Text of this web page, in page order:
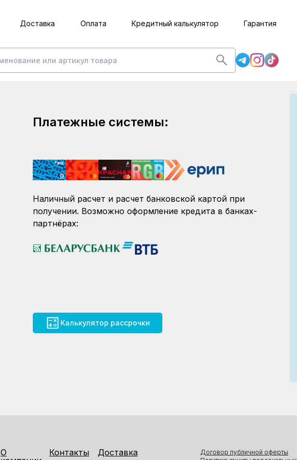
Доставка Оплата Кредитный калькулятор Гарантия
Платежные системы:
Наличный расчет и расчет банковской картой при
получении. Возможно оформление кредита в банках-
партнёрах:
Калькулятор рассрочки
О
Контакты Доставка
Договор публичной оферты